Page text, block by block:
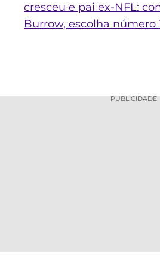
cresceu e pai ex-NFL:
Burrow, escolha número
PUBLICIDADE